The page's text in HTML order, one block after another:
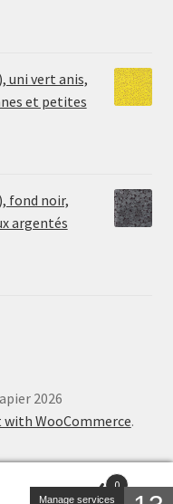
uni vert anis,
et petites
fond noir,
argentés
2026
WooCommerce.
0
Manage services